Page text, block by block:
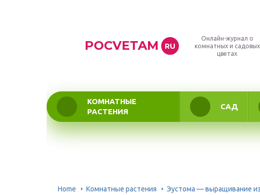
POCVETAM RU
Онлайн-журнал о
комнатных и садовых
цветах
КОМНАТНЫЕ
РАСТЕНИЯ
САД
Home Комнатные растения Эустома — выращивание